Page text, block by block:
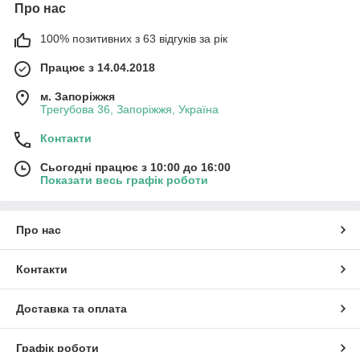
Про нас
100% позитивних з 63 відгуків за рік
Працює з 14.04.2018
м. Запоріжжя
Трегубова 36, Запоріжжя, Україна
Контакти
Сьогодні працює з 10:00 до 16:00
Показати весь графік роботи
Про нас
Контакти
Доставка та оплата
Графік роботи